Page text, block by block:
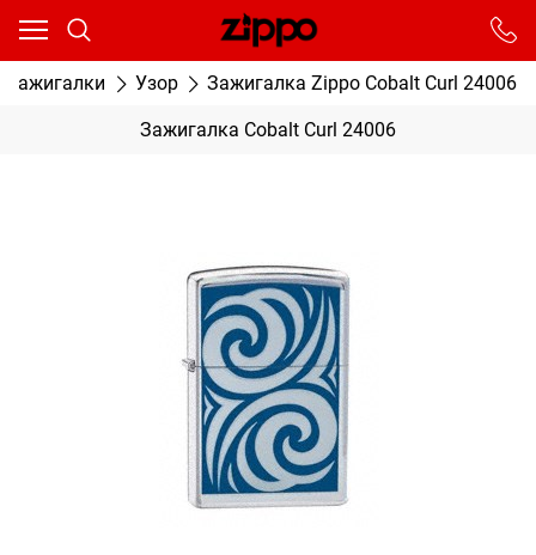
зажигалки Узор Зажигалка Zippo Cobalt Curl 24006
Зажигалка Cobalt Curl 24006
Ваш город - Москва,
От выбранного города зависят сроки доставки